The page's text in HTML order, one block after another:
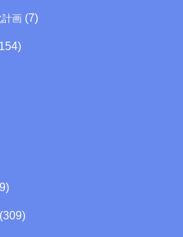
計画 (7)
(309)